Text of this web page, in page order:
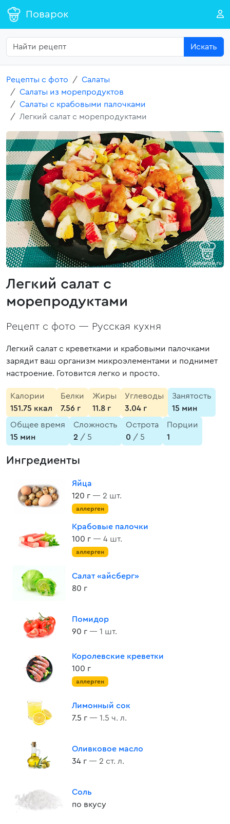
Поварок
Искать
Рецепты с фото
Салаты
Салаты из морепродуктов
Салаты с крабовыми палочками
Легкий салат с морепродуктами
Легкий салат с
морепродуктами
Рецепт с фото — Русская кухня
Легкий салат с креветками и крабовыми палочками
зарядит ваш организм микроэлементами и поднимет
настроение. Готовится легко и просто.
Калории
151.75 ккал
Белки
7.56 г
Жиры
11.8 г
Углеводы
3.04 г
Занятость
15 мин
Общее время
15 мин
Сложность
2 / 5
Острота
0 / 5
Порции
1
Ингредиенты
Яйца
120 г — 2 шт.
аллерген
Крабовые палочки
100 г — 4 шт.
аллерген
Салат «айсберг»
80 г
Помидор
90 г — 1 шт.
Королевские креветки
100 г
аллерген
Лимонный сок
7.5 г — 1.5 ч. л.
Оливковое масло
34 г — 2 ст. л.
Соль
по вкусу